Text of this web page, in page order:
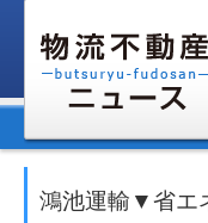
鴻池運輸▼省エ